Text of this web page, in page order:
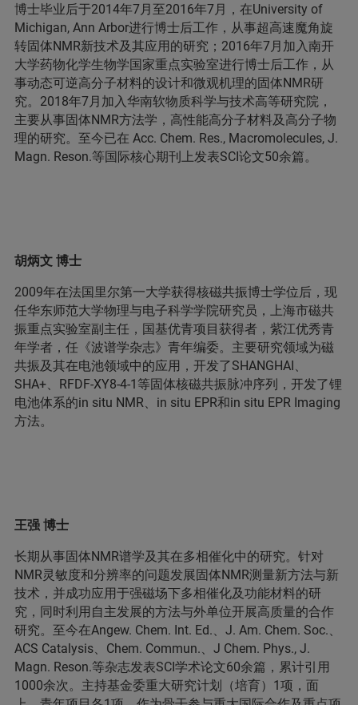
博士毕业后于2014年7月至2016年7月，在University of
Michigan, Ann Arbor进行博士后工作，从事超高速魔角旋
转固体NMR新技术及其应用的研究；2016年7月加入南开
大学药物化学生物学国家重点实验室进行博士后工作，从
事动态可逆高分子材料的设计和微观机理的固体NMR研
究。2018年7月加入华南软物质科学与技术高等研究院，
主要从事固体NMR方法学，高性能高分子材料及高分子物
理的研究。至今已在 Acc. Chem. Res., Macromolecules, J.
Magn. Reson.等国际核心期刊上发表SCI论文50余篇。
胡炳文 博士
2009年在法国里尔第一大学获得核磁共振博士学位后，现
任华东师范大学物理与电子科学学院研究员，上海市磁共
振重点实验室副主任，国基优青项目获得者，紫江优秀青
年学者，任《波谱学杂志》青年编委。主要研究领域为磁
共振及其在电池领域中的应用，开发了SHANGHAI、
SHA+、RFDF-XY8-4-1等固体核磁共振脉冲序列，开发了锂
电池体系的in situ NMR、in situ EPR和in situ EPR Imaging
方法。
王强 博士
长期从事固体NMR谱学及其在多相催化中的研究。针对
NMR灵敏度和分辨率的问题发展固体NMR测量新方法与新
技术，并成功应用于强磁场下多相催化及功能材料的研
究，同时利用自主发展的方法与外单位开展高质量的合作
研究。至今在Angew. Chem. Int. Ed.、J. Am. Chem. Soc.、
ACS Catalysis、Chem. Commun.、J Chem. Phys., J.
Magn. Reson.等杂志发表SCI学术论文60余篇，累计引用
1000余次。主持基金委重大研究计划（培育）1项，面